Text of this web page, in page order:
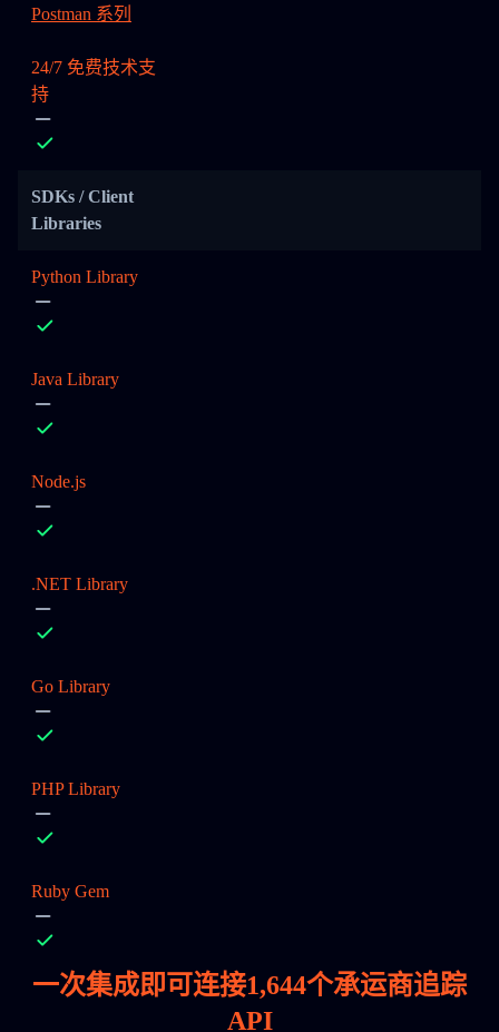
Postman 系列
24/7 免费技术支
持
SDKs / Client
Libraries
Python Library
Java Library
Node.js
.NET Library
Go Library
PHP Library
Ruby Gem
一次集成即可连接1,644个承运商追踪
API